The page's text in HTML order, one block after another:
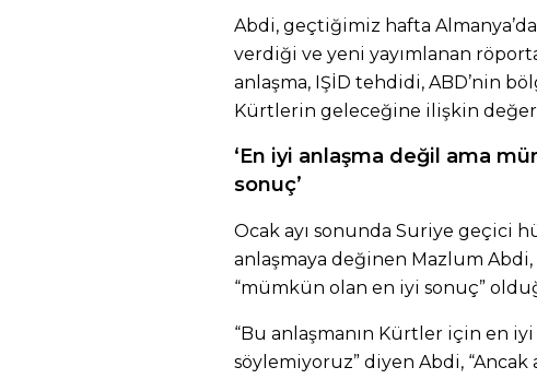
Abdi, geçtiğimiz hafta
verdiği ve yeni yayımlanan
anlaşma, IŞİD tehdidi, ABD’nin
Kürtlerin geleceğine ilişkin
‘En iyi anlaşma değil ama
sonuç’
Ocak ayı sonunda Suriye geçici
anlaşmaya değinen Mazlum
“mümkün olan en iyi sonuç”
“Bu anlaşmanın Kürtler için en
söylemiyoruz” diyen Abdi, “Ancak